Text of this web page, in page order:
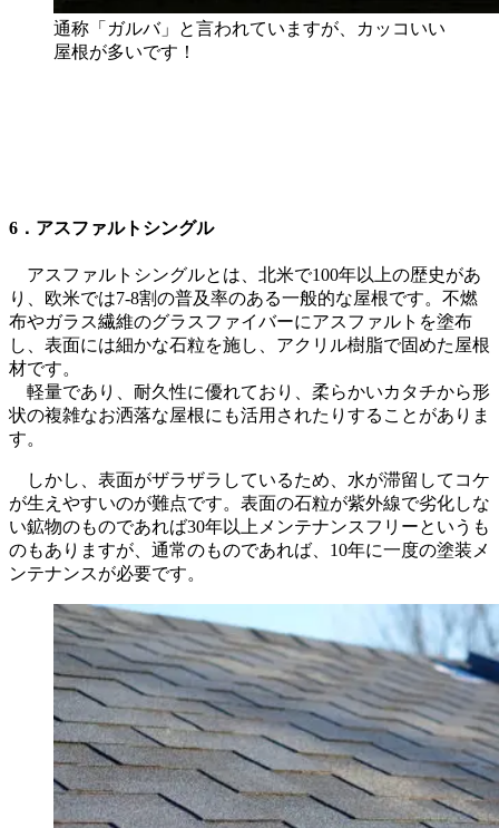
通称「ガルバ」と言われていますが、カッコいい
屋根が多いです！
6．アスファルトシングル
アスファルトシングルとは、北米で100年以上の歴史があ
り、欧米では7-8割の普及率のある一般的な屋根です。不燃
布やガラス繊維のグラスファイバーにアスファルトを塗布
し、表面には細かな石粒を施し、アクリル樹脂で固めた屋根
材です。
軽量であり、耐久性に優れており、柔らかいカタチから形
状の複雑なお洒落な屋根にも活用されたりすることがありま
す。
しかし、表面がザラザラしているため、水が滞留してコケ
が生えやすいのが難点です。表面の石粒が紫外線で劣化しな
い鉱物のものであれば30年以上メンテナンスフリーというも
のもありますが、通常のものであれば、10年に一度の塗装メ
ンテナンスが必要です。